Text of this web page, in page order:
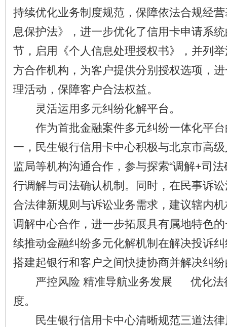
持续优化业务制度规范，保障依法合规经
息保护法》，进一步优化了信用卡申请系
节，启用《个人信息处理授权书》，并列
方合作机构，为客户提供分别授权选项，
理活动，保障客户合法权益。
灵活运用多元纠纷化解平台。
作为首批金融案件多元纠纷一体化平台
一，民生银行信用卡中心积极与北京市高
监局等机构沟通合作，参与探索“调解+司
行调解与司法确认机制。同时，在民事诉
合法律新规则与诉讼业务需求，建议辖内
调解中心合作，进一步拓展具有属地特色
续推动金融纠纷多元化解机制在解决投诉
搭建起银行和客户之间快捷协商并解决纠
严控风险 精准导航业务发展 优化法
度。
民生银行信用卡中心清晰规范三道法律